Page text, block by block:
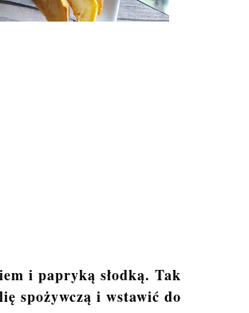
i papryką słodką. Tak
spożywczą i wstawić do